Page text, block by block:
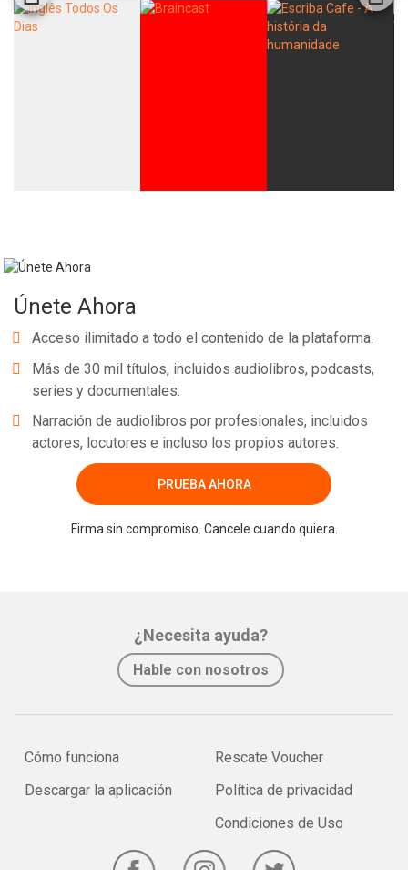
Únete Ahora
Acceso ilimitado a todo el contenido de la plataforma.
Más de 30 mil títulos, incluidos audiolibros, podcasts,
series y documentales.
Narración de audiolibros por profesionales, incluidos
actores, locutores e incluso los propios autores.
PRUEBA AHORA
Firma sin compromiso. Cancele cuando quiera.
¿Necesita ayuda?
Hable con nosotros
Cómo funciona
Descargar la aplicación
Rescate Voucher
Política de privacidad
Condiciones de Uso